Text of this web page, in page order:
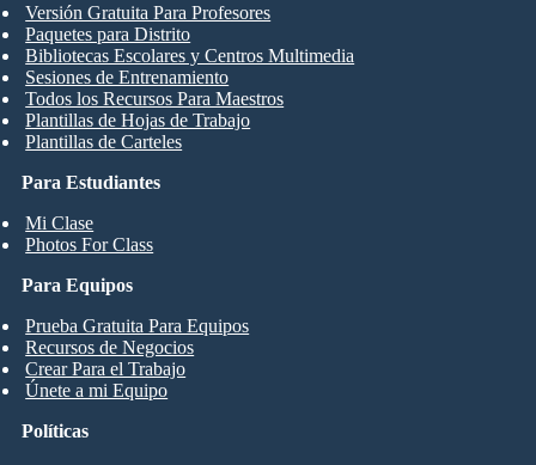
Para Estudiantes
Mi Clase
Photos For Class
Versión Gratuita Para Profesores
Paquetes para Distrito
Bibliotecas Escolares y Centros Multimedia
Sesiones de Entrenamiento
Todos los Recursos Para Maestros
Plantillas de Hojas de Trabajo
Plantillas de Carteles
Para Equipos
Prueba Gratuita Para Equipos
Recursos de Negocios
Crear Para el Trabajo
Únete a mi Equipo
Políticas